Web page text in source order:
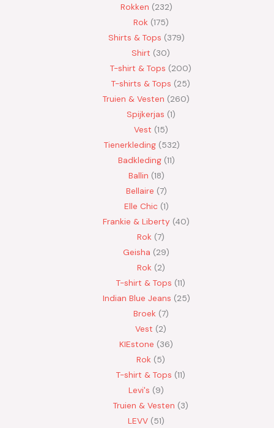
Rokken 232
Rok 175
Shirts & Tops 379
Shirt
30
T-shirt & Tops
200
T-shirts & Tops
25
Truien & Vesten
260
Spijkerjas 1
Vest 15
Tienerkleding 532
Badkleding 11
Ballin 18
Bellaire 7
Elle Chic 1
Frankie & Liberty 40
Rok 7
Geisha
29
Rok 2
T-shirt & Tops 11
Indian Blue Jeans 25
Broek 7
Vest
2
KIEstone
36
Rok 5
T-shirt & Tops 11
Levi's
9
Truien & Vesten
3
LEVV 51